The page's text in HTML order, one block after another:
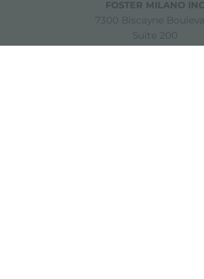
FOSTER MILANO INC
7300 Biscayne
Suite 200